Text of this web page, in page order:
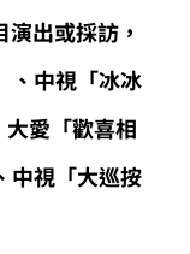
出或採訪，
、中視「冰冰
愛「歡喜相
中視「大巡按